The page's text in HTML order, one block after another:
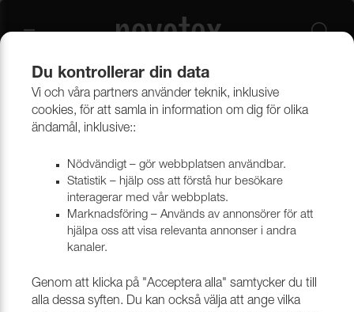
Verktyg & tillbehör Verktyg, nålar & maskiner
Verktyg, nålar & maskiner
Du kontrollerar din data
Vi och våra partners använder teknik, inklusive
cookies, för att samla in information om dig för olika
ändamål, inklusive::
Nödvändigt – gör webbplatsen användbar.
Statistik – hjälp oss att förstå hur besökare
interagerar med vår webbplats.
Marknadsföring – Används av annonsörer för att
hjälpa oss att visa relevanta annonser i andra
kanaler.
Genom att klicka på "Acceptera alla" samtycker du till
alla dessa syften. Du kan också välja att ange vilka